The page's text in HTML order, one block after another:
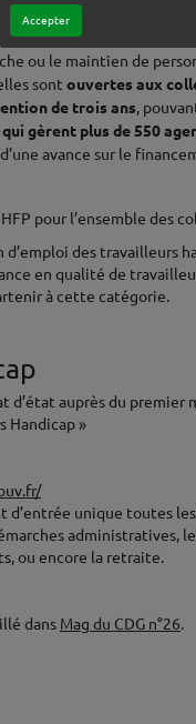
Accepter
publics
redistribue ensuite sous
ou le maintien de
sont ouvertes aux
de trois ans,
gèrent plus de 550
avance sur le
pour l’ensemble des
des travailleurs
en qualité de
à cette catégorie.
d’état auprès du premier
Handicap »
d’entrée unique toutes
administratives,
ou encore la retraite.
dans Mag du CDG n°26.